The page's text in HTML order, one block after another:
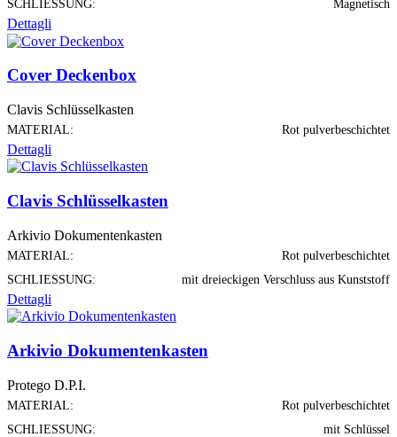
SCHLIESSUNG:
Magnetisch
Dettagli
Cover Deckenbox
Clavis Schlüsselkasten
MATERIAL: Rot pulverbeschichtet
Dettagli
Clavis Schlüsselkasten
Arkivio Dokumentenkasten
MATERIAL:
Rot pulverbeschichtet
SCHLIESSUNG:
mit dreieckigen Verschluss aus Kunststoff
Dettagli
Arkivio Dokumentenkasten
Protego D.P.I.
MATERIAL:
Rot pulverbeschichtet
SCHLIESSUNG:
mit Schlüssel